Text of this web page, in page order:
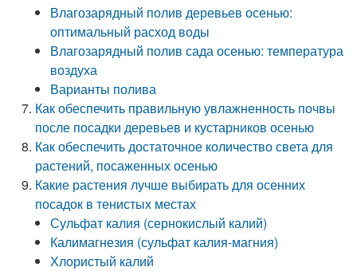
Влагозарядный полив деревьев осенью:
оптимальный расход воды
Влагозарядный полив сада осенью: температура
воздуха
Варианты полива
Как обеспечить правильную увлажненность почвы
после посадки деревьев и кустарников осенью
Как обеспечить достаточное количество света для
растений, посаженных осенью
Какие растения лучше выбирать для осенних
посадок в тенистых местах
Сульфат калия (сернокислый калий)
Калимагнезия (сульфат калия-магния)
Хлористый калий